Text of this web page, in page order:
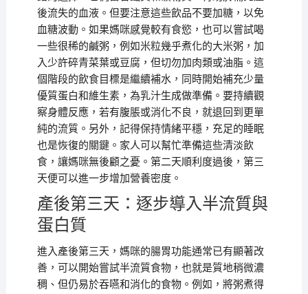
後流失的血液。但要注意這些飲品不要加糖，以免
血糖波動。如果媽咪感覺較有食慾，也可以嘗試喝
一些很稀的鹹粥，例如米粒幾乎煮化的大米粥，加
入少許碎青菜葉或豆腐，但切勿加肉類或油脂。這
個階段的飲食目標是繼續補水，同時開始補充少量
優質蛋白和維生素，為乳汁生成做準備。要持續觀
察身體反應，若有腹脹或消化不良，就退回到更單
純的流質。另外，記得保持情緒平穩，充足的睡眠
也是恢復的關鍵。家人可以幫忙準備這些清淡飲
食，讓媽咪無後顧之憂。第二天順利度過後，第三
天便可以進一步增加營養密度。
產後第三天：逐步導入半流質與
蛋白質
進入產後第三天，媽咪的腸胃功能通常已有顯著改
善，可以開始嘗試半流質食物，也就是質地稍微濃
稠、但仍易於吞嚥和消化的食物。例如，將粥煮得